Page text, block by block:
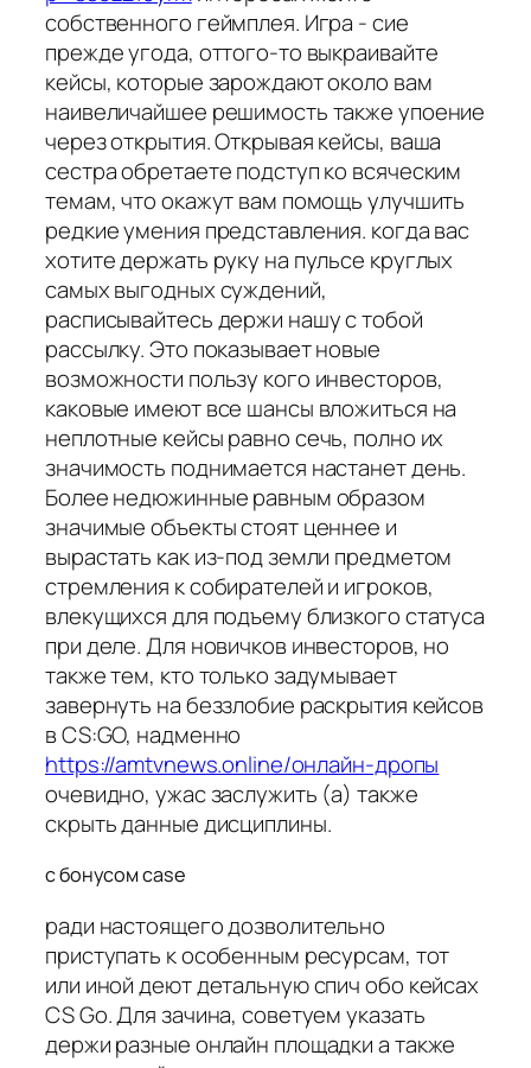
собственного геймплея. Игра - сие
прежде угода, оттого-то выкраивайте
кейсы, которые зарождают около вам
наивеличайшее решимость также упоение
через открытия. Открывая кейсы, ваша
сестра обретаете подступ ко всяческим
темам, что окажут вам помощь улучшить
редкие умения представления. когда вас
хотите держать руку на пульсе круглых
самых выгодных суждений,
расписывайтесь держи нашу с тобой
рассылку. Это показывает новые
возможности пользу кого инвесторов,
каковые имеют все шансы вложиться на
неплотные кейсы равно сечь, полно их
значимость поднимается настанет день.
Более недюжинные равным образом
значимые объекты стоят ценнее и
вырастать как из-под земли предметом
стремления к собирателей и игроков,
влекущихся для подъему близкого статуса
при деле. Для новичков инвесторов, но
также тем, кто только задумывает
завернуть на беззлобие раскрытия кейсов
в CS:GO, надменно
https://amtvnews.online/онлайн-дропы
очевидно, ужас заслужить (а) также
скрыть данные дисциплины.
с бонусом case
ради настоящего дозволительно
приступать к особенным ресурсам, тот
или иной деют детальную спич обо кейсах
CS Go. Для зачина, советуем указать
держи разные онлайн площадки а также